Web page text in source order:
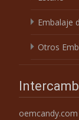
Embalaje
Otros
oemcandy.com